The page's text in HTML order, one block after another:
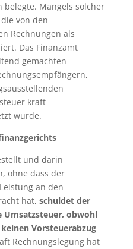
belegte. Mangels solcher
von den
Rechnungen als
Das Finanzamt
gemachten
kraft
wurde.
und darin
ohne dass der
an den
hat, schuldet der
Umsatzsteuer, obwohl
Vorsteuerabzug
Rechnungslegung hat